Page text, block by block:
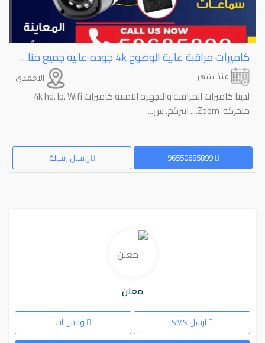
كاميرات مراقبة عالية الوضوح ⁦⁦4k⁩⁩ جوده عاليه جميع مناطق الكويت
الاحمدي منذ شهر
لدينا كاميرات المراقبة والاجهزه الامنيه كاميرات 4k hd. Ip. Wifi
متحركه. Zoom.... انتركم. س...
إرسال رسالة 96550685899
معلن
ارسل SMS واتس اب